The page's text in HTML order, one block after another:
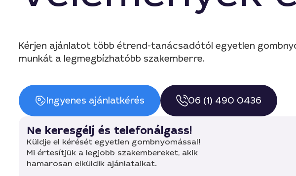
Kérjen ajánlatot több étrend-tanácsadótól egyetlen
munkát a legmegbízhatóbb szakemberre.
Ingyenes ajánlatkérés 06 (1) 490 0436
Ne keresgélj és telefonálgass!
Küldje el kérését egyetlen gombnyomással!
Mi értesítjük a legjobb szakembereket, akik
hamarosan elküldik ajánlataikat.